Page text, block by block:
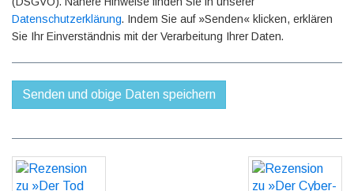
Datenschutzerklärung. Indem Sie auf »Senden« klicken, erklären
Sie Ihr Einverständnis mit der Verarbeitung Ihrer Daten.